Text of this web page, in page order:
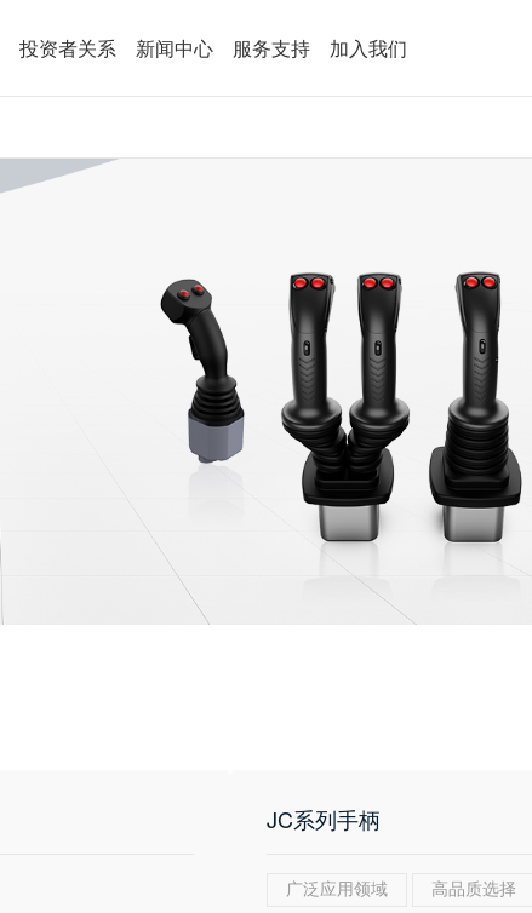
投资者关系 新闻中心 服务支持 加入我们
JC系列手柄
广泛应用领域 高品质选择